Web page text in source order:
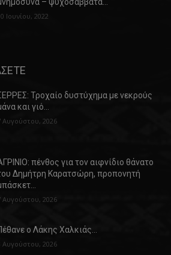
Ιουνίου, 2022
Τροχαίο δυστύχημα με νεκρούς
και γιό…
Αυγούστου, 2026
πένθος για τον αιφνίδιο θάνατο
Δημήτρη Καρατσώρη, προπονητή
Αυγούστου, 2026
ο Λάκης Χαλκιάς…
Αυγούστου, 2026